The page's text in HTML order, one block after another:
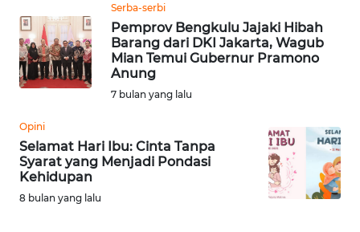
Serba-serbi
Pemprov Bengkulu Jajaki Hibah
Barang dari DKI Jakarta, Wagub
Mian Temui Gubernur Pramono
Anung
7 bulan yang lalu
Opini
Selamat Hari Ibu: Cinta Tanpa
Syarat yang Menjadi Pondasi
Kehidupan
8 bulan yang lalu
BEKASI
WN
BOGOR
WN
WN
TAPANULI